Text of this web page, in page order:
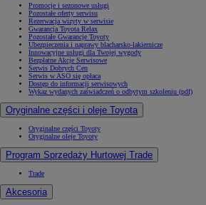
Promocje i sezonowe usługi
Pozostałe oferty serwisu
Rezerwacja wizyty w serwisie
Gwarancja Toyota Relax
Pozostałe Gwarancje Toyoty
Ubezpieczenia i naprawy blacharsko-lakiernicze
Innowacyjne usługi dla Twojej wygody
Bezpłatne Akcje Serwisowe
Serwis Dobrych Cen
Serwis w ASO się opłaca
Dostęp do informacji serwisowych
Wykaz wydanych zaświadczeń o odbytym szkoleniu (pdf)
Oryginalne części i oleje Toyota
Oryginalne części Toyoty
Oryginalne oleje Toyoty
Program Sprzedaży Hurtowej Trade
Trade
Akcesoria